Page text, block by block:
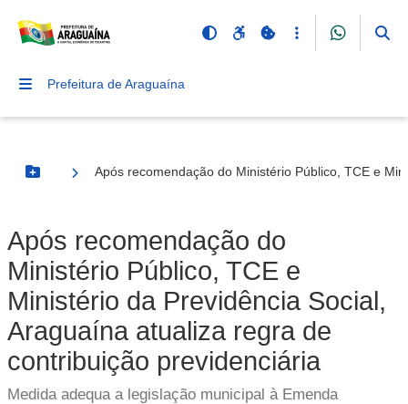
Prefeitura de Araguaína
Botão Menu
Após recomendação do Ministério Público, TCE e
Após recomendação do
Ministério Público, TCE e
Ministério da Previdência Social,
Araguaína atualiza regra de
contribuição previdenciária
Medida adequa a legislação municipal à Emenda